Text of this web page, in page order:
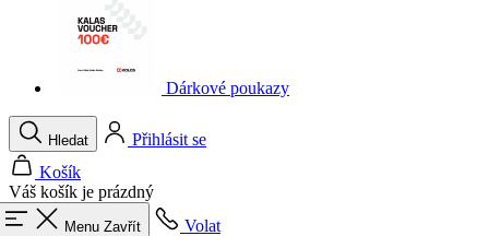
Dárkové poukazy
Hledat
Přihlásit se
Košík
Váš košík je prázdný
Menu Zavřít
Volat